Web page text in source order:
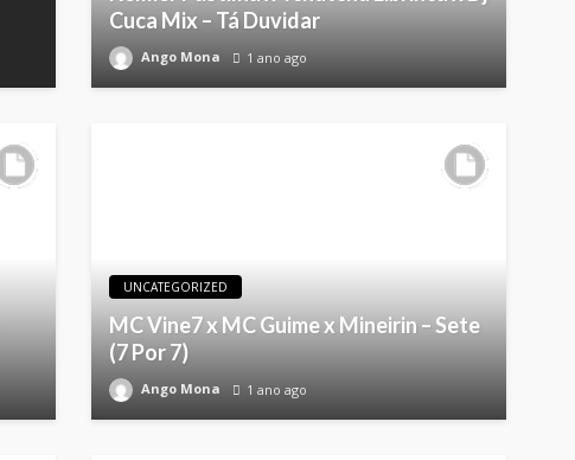
Cuca Mix – Tá Duvidar
Ango Mona 1 ano ago
UNCATEGORIZED
MC Vine7 x MC Guime x Mineirin – Sete
(7 Por 7)
Ango Mona 1 ano ago